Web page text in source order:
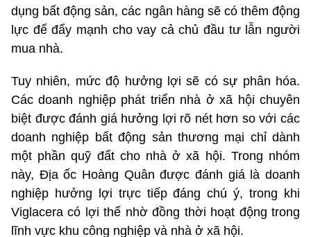
dụng bất động sản, các ngân hàng sẽ có thêm động
lực để đẩy mạnh cho vay cả chủ đầu tư lẫn người
mua nhà.
Tuy nhiên, mức độ hưởng lợi sẽ có sự phân hóa.
Các doanh nghiệp phát triển nhà ở xã hội chuyên
biệt được đánh giá hưởng lợi rõ nét hơn so với các
doanh nghiệp bất động sản thương mại chỉ dành
một phần quỹ đất cho nhà ở xã hội. Trong nhóm
này, Địa ốc Hoàng Quân được đánh giá là doanh
nghiệp hưởng lợi trực tiếp đáng chú ý, trong khi
Viglacera có lợi thế nhờ đồng thời hoạt động trong
lĩnh vực khu công nghiệp và nhà ở xã hội.